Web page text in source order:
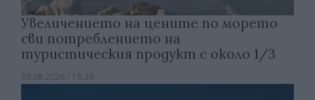
Увеличението на цените по морето
сви потреблението на
туристическия продукт с около 1/3
09.08.2026 / 18:30